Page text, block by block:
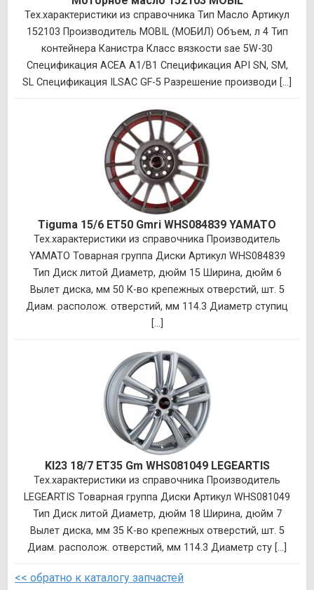
Тех.характеристики из справочника Тип Масло Артикул
152103 Производитель MOBIL (МОБИЛ) Объем, л 4 Тип
контейнера Канистра Класс вязкости sae 5W-30
Спецификация ACEA A1/B1 Спецификация API SN, SM,
SL Спецификация ILSAC GF-5 Разрешение производи [...]
Tiguma 15/6 ET50 Gmri WHS084839 YAMATO
Тех.характеристики из справочника Производитель
YAMATO Товарная группа Диски Артикул WHS084839
Тип Диск литой Диаметр, дюйм 15 Ширина, дюйм 6
Вылет диска, мм 50 К-во крепежных отверстий, шт. 5
Диам. располож. отверстий, мм 114.3 Диаметр ступиц
[...]
KI23 18/7 ET35 Gm WHS081049 LEGEARTIS
Тех.характеристики из справочника Производитель
LEGEARTIS Товарная группа Диски Артикул WHS081049
Тип Диск литой Диаметр, дюйм 18 Ширина, дюйм 7
Вылет диска, мм 35 К-во крепежных отверстий, шт. 5
Диам. располож. отверстий, мм 114.3 Диаметр сту [...]
<< обратно к каталогу запчастей